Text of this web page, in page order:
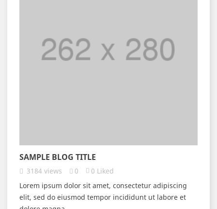
SAMPLE BLOG TITLE
3184 views 0 0 Liked
Lorem ipsum dolor sit amet, consectetur adipiscing
elit, sed do eiusmod tempor incididunt ut labore et